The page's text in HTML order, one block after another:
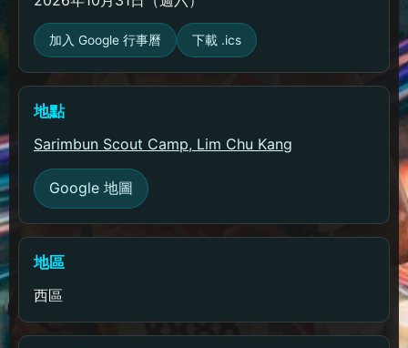
加入 Google 行事曆 下載 .ics
地點
Sarimbun Scout Camp, Lim Chu Kang
Google 地圖
地區
西區